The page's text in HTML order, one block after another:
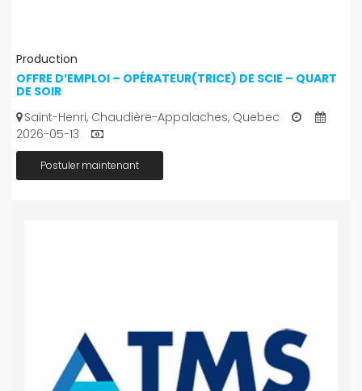
Production
OFFRE D’EMPLOI – OPÉRATEUR(TRICE) DE SCIE – QUART
DE SOIR
Saint-Henri, Chaudière-Appalaches, Quebec
2026-05-13
Postuler maintenant